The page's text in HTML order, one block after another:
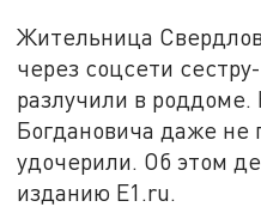
Жительница
через соцсети
разлучили в роддоме.
Богдановича даже не
удочерили. Об этом
изданию E1.ru.